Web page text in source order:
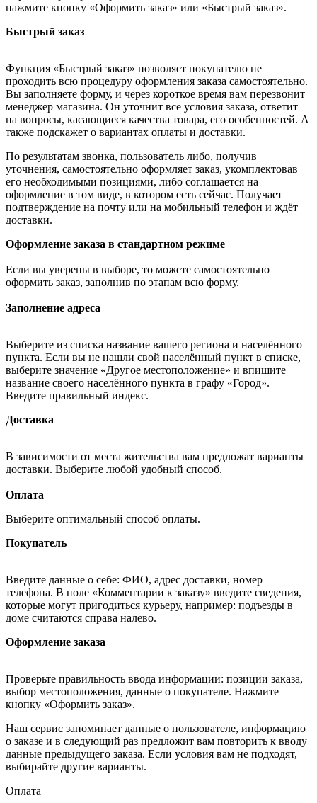
нажмите кнопку «Оформить заказ» или «Быстрый заказ».
Быстрый заказ
Функция «Быстрый заказ» позволяет покупателю не
проходить всю процедуру оформления заказа самостоятельно.
Вы заполняете форму, и через короткое время вам перезвонит
менеджер магазина. Он уточнит все условия заказа, ответит
на вопросы, касающиеся качества товара, его особенностей. А
также подскажет о вариантах оплаты и доставки.
По результатам звонка, пользователь либо, получив
уточнения, самостоятельно оформляет заказ, укомплектовав
его необходимыми позициями, либо соглашается на
оформление в том виде, в котором есть сейчас. Получает
подтверждение на почту или на мобильный телефон и ждёт
доставки.
Оформление заказа в стандартном режиме
Если вы уверены в выборе, то можете самостоятельно
оформить заказ, заполнив по этапам всю форму.
Заполнение адреса
Выберите из списка название вашего региона и населённого
пункта. Если вы не нашли свой населённый пункт в списке,
выберите значение «Другое местоположение» и впишите
название своего населённого пункта в графу «Город».
Введите правильный индекс.
Доставка
В зависимости от места жительства вам предложат варианты
доставки. Выберите любой удобный способ.
Оплата
Выберите оптимальный способ оплаты.
Покупатель
Введите данные о себе: ФИО, адрес доставки, номер
телефона. В поле «Комментарии к заказу» введите сведения,
которые могут пригодиться курьеру, например: подъезды в
доме считаются справа налево.
Оформление заказа
Проверьте правильность ввода информации: позиции заказа,
выбор местоположения, данные о покупателе. Нажмите
кнопку «Оформить заказ».
Наш сервис запоминает данные о пользователе, информацию
о заказе и в следующий раз предложит вам повторить к вводу
данные предыдущего заказа. Если условия вам не подходят,
выбирайте другие варианты.
Оплата